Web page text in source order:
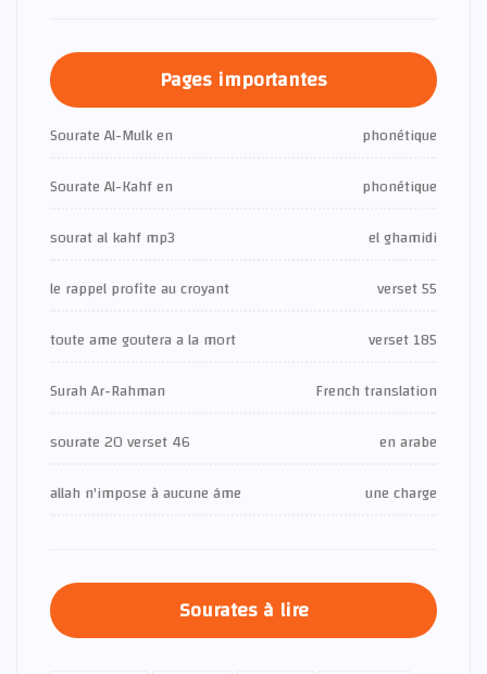
Pages importantes
Sourate Al-Mulk en
phonétique
Sourate Al-Kahf en
phonétique
sourat al kahf mp3
el ghamidi
le rappel profite au croyant
verset 55
toute ame goutera a la mort
verset 185
Surah Ar-Rahman
French translation
sourate 20 verset 46
en arabe
allah n'impose à aucune âme
une charge
Sourates à lire